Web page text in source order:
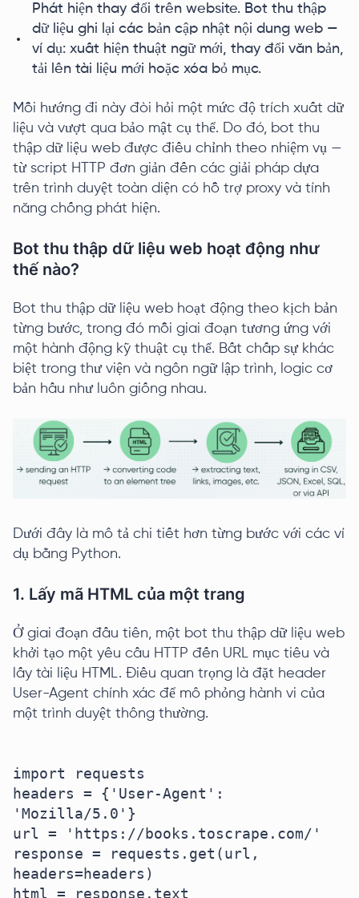
Phát hiện thay đổi trên website. Bot thu thập
dữ liệu ghi lại các bản cập nhật nội dung web —
ví dụ: xuất hiện thuật ngữ mới, thay đổi văn bản,
tải lên tài liệu mới hoặc xóa bỏ mục.
Mỗi hướng đi này đòi hỏi một mức độ trích xuất dữ
liệu và vượt qua bảo mật cụ thể. Do đó, bot thu
thập dữ liệu web được điều chỉnh theo nhiệm vụ —
từ script HTTP đơn giản đến các giải pháp dựa
trên trình duyệt toàn diện có hỗ trợ proxy và tính
năng chống phát hiện.
Bot thu thập dữ liệu web hoạt động như
thế nào?
Bot thu thập dữ liệu web hoạt động theo kịch bản
từng bước, trong đó mỗi giai đoạn tương ứng với
một hành động kỹ thuật cụ thể. Bất chấp sự khác
biệt trong thư viện và ngôn ngữ lập trình, logic cơ
bản hầu như luôn giống nhau.
Dưới đây là mô tả chi tiết hơn từng bước với các ví
dụ bằng Python.
1. Lấy mã HTML của một trang
Ở giai đoạn đầu tiên, một bot thu thập dữ liệu web
khởi tạo một yêu cầu HTTP đến URL mục tiêu và
lấy tài liệu HTML. Điều quan trọng là đặt header
User-Agent chính xác để mô phỏng hành vi của
một trình duyệt thông thường.
import requests
headers = {'User-Agent':
'Mozilla/5.0'}
url = 'https://books.toscrape.com/'
response = requests.get(url,
headers=headers)
html = response.text